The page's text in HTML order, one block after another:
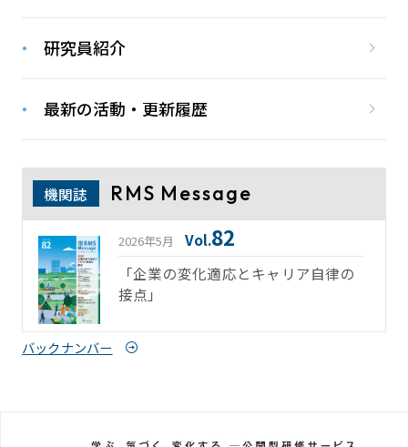
研究員紹介
最新の活動・更新履歴
機関誌 RMS Message
「企業の変化適応とキャリア自律の
接点」
2026年5月 Vol.82
バックナンバー